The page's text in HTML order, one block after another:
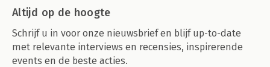
Altijd op de hoogte
Schrijf u in voor onze nieuwsbrief en blijf up-to-date
met relevante interviews en recensies, inspirerende
events en de beste acties.